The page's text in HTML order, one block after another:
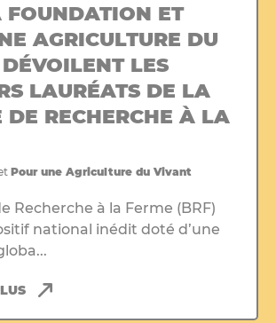
FOUNDATION ET
AGRICULTURE DU
LES
LAURÉATS DE LA
DE RECHERCHE À LA
Pour une Agriculture du Vivant
Recherche à la Ferme (BRF)
national inédit doté d’une